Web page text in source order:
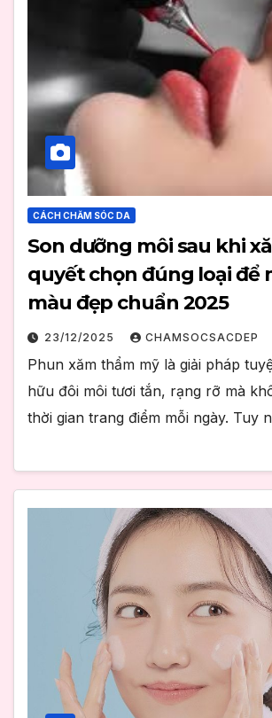
CÁCH CHĂM SÓC DA
Son dưỡng môi sau khi
quyết chọn đúng loại để
màu đẹp chuẩn 2025
23/12/2025 CHAMSOCSACDEP
Phun xăm thẩm mỹ là giải pháp
hữu đôi môi tươi tắn, rạng rỡ mà
thời gian trang điểm mỗi ngày. Tuy